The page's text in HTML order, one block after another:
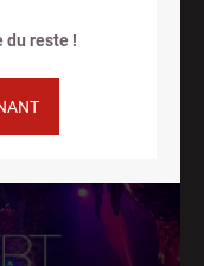
du reste !